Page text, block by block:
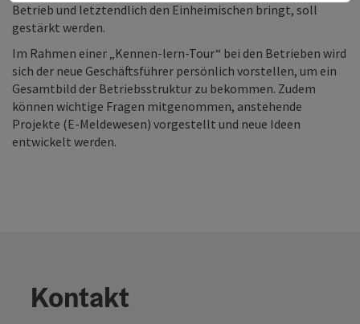
Betrieb und letztendlich den Einheimischen bringt, soll
gestärkt werden.
Im Rahmen einer „Kennen-lern-Tour“ bei den Betrieben wird
sich der neue Geschäftsführer persönlich vorstellen, um ein
Gesamtbild der Betriebsstruktur zu bekommen. Zudem
können wichtige Fragen mitgenommen, anstehende
Projekte (E-Meldewesen) vorgestellt und neue Ideen
entwickelt werden.
Kontakt